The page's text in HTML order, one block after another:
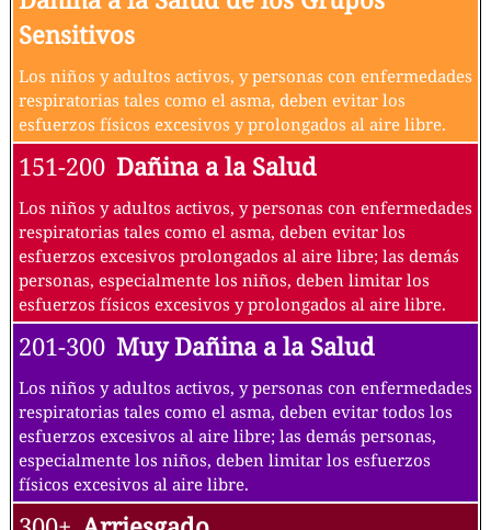
Sensitivos
Los niños y adultos activos, y personas con enfermedades
respiratorias tales como el asma, deben evitar los
esfuerzos físicos excesivos y prolongados al aire libre.
151-200 Dañina a la Salud
Los niños y adultos activos, y personas con enfermedades
respiratorias tales como el asma, deben evitar los
esfuerzos excesivos prolongados al aire libre; las demás
personas, especialmente los niños, deben limitar los
esfuerzos físicos excesivos y prolongados al aire libre.
201-300 Muy Dañina a la Salud
Los niños y adultos activos, y personas con enfermedades
respiratorias tales como el asma, deben evitar todos los
esfuerzos excesivos al aire libre; las demás personas,
especialmente los niños, deben limitar los esfuerzos
físicos excesivos al aire libre.